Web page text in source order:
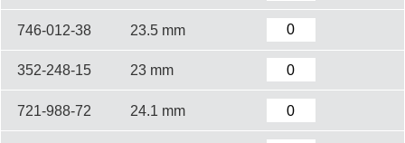
746-012-38 23.5 mm
352-248-15 23 mm
721-988-72 24.1 mm